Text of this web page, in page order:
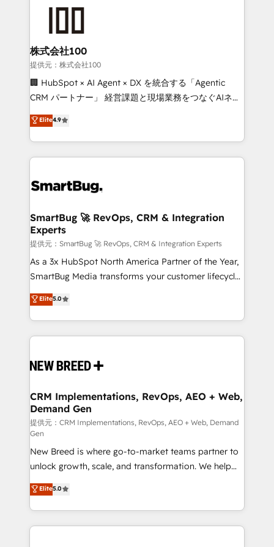
and build AI-powered workflows that drive adoption
from week one, in your time zone. What we do ➤
Onboarding: Live in weeks, with workflows built
around your business, not a template. ➤ Migration:
Move from any legacy CRM. Zero downtime, full data
run your revenue process. Sales, marketing, and
service wired together. ➤ AI and Integrations: Layer
tune-ups, feature rollouts, adoption coaching. Buying
HubSpot, switching to it, or reviving a stale portal?
We are built for the work.
株式会社100
提供元：株式会社100
🏢 HubSpot × AI Agent × DX を統合する「Agentic
CRM パートナー」 経営課題と現場業務をつなぐAIネイ
ティブ・エージェンシーとして、HubSpot Eliteの実装
力で顧客フロント業務を再設計します。 💡 100inc は何
をする会社か？ HubSpotを共通基盤に、AIエージェン
トを組み込んだ顧客フロント業務（マーケティング・営
ィブ・エージェンシーです。事業部・グループ会社・部
を、CRMを軸とした全社共通基盤に再構築します。意
思決定者・PMO・現場担当者に並走します。 1️⃣
HubSpot導入・活用支援 顧客データの一元化から、
GTMの見える化・自動化まで。全Hub統合運用、デー
タ品質設計、グループ横断のCRM統合に対応します。
の一部をAIが自律実行する組織への移行を設計・実装。
Breeze・Claude等をHubSpotと連携させ、役割定義・
革を、構想から実装・定着までPMOとして主導。「設
の統合・浸透・変革管理を実行します。 ▸ CMS戦略設
計・構築：リード獲得・CVR・SEOを前提にした情報設
計・導線設計・テンプレート設計をContent Hubで一体
提供。 ▸ 既存CRM・MAからの移行支援：Salesforce・
Marketo・Pardot等からの移行、カスタム設計、履歴
データ移行と活用設計まで。 ▸ AEO対応：ChatGPT・
ンツとサイト構造を最適化。 🏆 なぜ100incを選ぶの
か？ ✓ HubSpot Eliteパートナー認定 ✓ HubSpotアワ
ード受賞・HUGリーダー ✓ ISO27001:2022 /
Elite4.9
SmartBug 🚀 RevOps, CRM & Integration
Experts
提供元：SmartBug 🚀 RevOps, CRM & Integration Experts
As a 3x HubSpot North America Partner of the Year,
SmartBug Media transforms your customer lifecycle
into a revenue engine. Our unified ecosystem
includes specialized divisions Globalia (AI &
Software) and Point Success Media (Paid Media),
making this the official home for all three brands. 🔄
and system integrations powered by Globalia’s
trainers to drive platform adoption. 📈 Revenue
Generation - Full-funnel marketing and high-
performance advertising via Point Success Media. -
Expert deployment of Breeze AI and custom agents
to automate growth. 🏆 Elite Excellence - 8 platform
accreditations and deep HIPAA-compliance
expertise. - A team of 250+ experts dedicated to
your resilient growth.
Elite5.0
CRM Implementations, RevOps, AEO + Web,
Demand Gen
提供元：CRM Implementations, RevOps, AEO + Web, Demand
Gen
New Breed is where go-to-market teams partner to
unlock growth, scale, and transformation. We help
companies activate HubSpot’s AI-powered
customer platform and operationalize HubSpot’s
Loop Marketing framework through expert-led
services, smart agents, and purpose-built apps,
Elite5.0